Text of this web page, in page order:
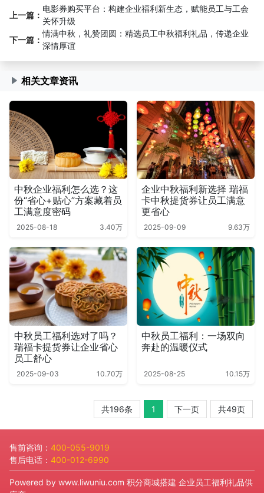
上一篇：
电影券购买平台：构建企业福利新生态，赋能员工与工会
关怀升级
下一篇：
情满中秋，礼赞团圆：精选员工中秋福利礼品，传递企业
深情厚谊
相关文章资讯
中秋企业福利怎么选？这
份“省心+贴心”方案藏着员
工满意度密码
2025-08-18 3.40万
企业中秋福利新选择 瑞福
卡中秋提货券让员工满意
更省心
2025-09-09 9.63万
中秋员工福利选对了吗？
瑞福卡提货券让企业省心
员工舒心
2025-09-03 10.70万
中秋员工福利：一场双向
奔赴的温暖仪式
2025-08-25 10.15万
共196条 1 下一页 共49页
售前咨询： 400-055-9019
售后电话： 400-012-6990
Powered by www.liwuniu.com 积分商城搭建 企业员工福利礼品供